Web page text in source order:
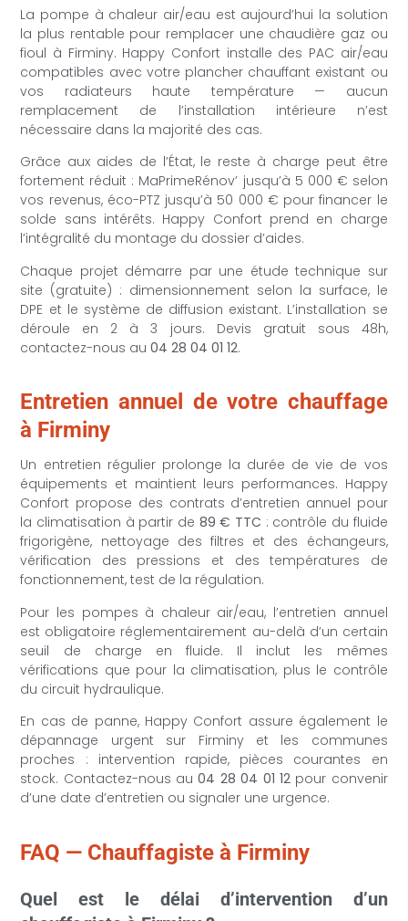
La pompe à chaleur air/eau est aujourd’hui la solution
la plus rentable pour remplacer une chaudière gaz ou
fioul à Firminy. Happy Confort installe des PAC air/eau
compatibles avec votre plancher chauffant existant ou
vos radiateurs haute température — aucun
remplacement de l’installation intérieure n’est
nécessaire dans la majorité des cas.
Grâce aux aides de l’État, le reste à charge peut être
fortement réduit : MaPrimeRénov’ jusqu’à 5 000 € selon
vos revenus, éco-PTZ jusqu’à 50 000 € pour financer le
solde sans intérêts. Happy Confort prend en charge
l’intégralité du montage du dossier d’aides.
Chaque projet démarre par une étude technique sur
site (gratuite) : dimensionnement selon la surface, le
DPE et le système de diffusion existant. L’installation se
déroule en 2 à 3 jours. Devis gratuit sous 48h,
contactez-nous au04 28 04 01 12.
Entretien annuel de votre chauffage
à Firminy
Un entretien régulier prolonge la durée de vie de vos
équipements et maintient leurs performances. Happy
Confort propose des contrats d’entretien annuel pour
la climatisation à partir de 89 € TTC : contrôle du fluide
frigorigène, nettoyage des filtres et des échangeurs,
vérification des pressions et des températures de
fonctionnement, test de la régulation.
Pour les pompes à chaleur air/eau, l’entretien annuel
est obligatoire réglementairement au-delà d’un certain
seuil de charge en fluide. Il inclut les mêmes
vérifications que pour la climatisation, plus le contrôle
du circuit hydraulique.
En cas de panne, Happy Confort assure également le
dépannage urgent sur Firminy et les communes
proches : intervention rapide, pièces courantes en
stock. Contactez-nous au04 28 04 01 12pour convenir
d’une date d’entretien ou signaler une urgence.
FAQ — Chauffagiste à Firminy
Quel est le délai d’intervention d’un